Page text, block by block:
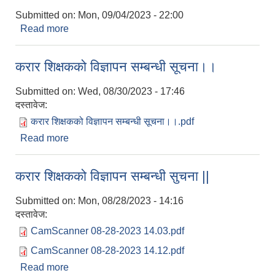
Submitted on: Mon, 09/04/2023 - 22:00
Read more
करार शिक्षकको विज्ञापन सम्बन्धी सूचना।।
Submitted on: Wed, 08/30/2023 - 17:46
दस्तावेज:
करार शिक्षकको विज्ञापन सम्बन्धी सूचना।।.pdf
Read more
करार शिक्षकको विज्ञापन सम्बन्धी सुचना ||
Submitted on: Mon, 08/28/2023 - 14:16
दस्तावेज:
CamScanner 08-28-2023 14.03.pdf
CamScanner 08-28-2023 14.12.pdf
Read more